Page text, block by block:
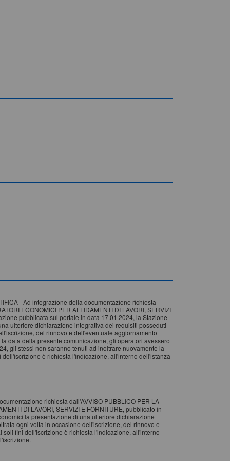
- Ad integrazione della documentazione richiesta
ECONOMICI PER AFFIDAMENTI DI LAVORI, SERVIZI
pubblicata sul portale in data 17.01.2024, la Stazione
ulteriore dichiarazione integrativa dei requisiti posseduti
del rinnovo e dell'eventuale aggiornamento
data della presente comunicazione, gli operatori avessero
gli stessi non saranno tenuti ad inoltrare nuovamente la
è richiesta l'indicazione, all'interno dell'istanza
richiesta dall'AVVISO PUBBLICO PER LA
DI LAVORI, SERVIZI E FORNITURE, pubblicato in
la presentazione di una ulteriore dichiarazione
ogni volta in occasione dell'iscrizione, del rinnovo e
fini dell'iscrizione è richiesta l'indicazione, all'interno